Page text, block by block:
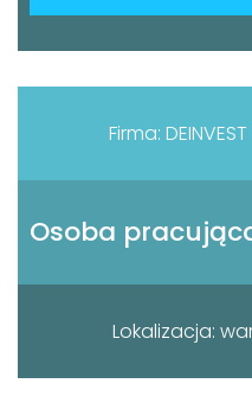
Firma:
Lokalizacja: